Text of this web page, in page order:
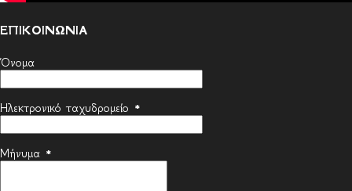
ΕΠΙΚΟΙΝΩΝΙΑ
Όνομα
Ηλεκτρονικό ταχυδρομείο *
Μήνυμα *